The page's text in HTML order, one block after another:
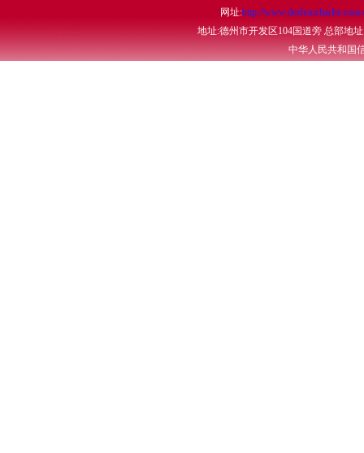
网址:http://
地址:德州市开发区104国道旁 总部地
中华人民共和国